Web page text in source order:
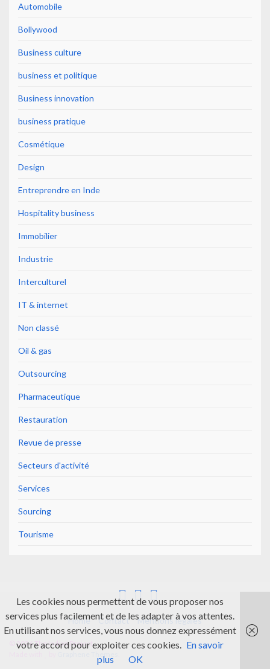
Automobile
Bollywood
Business culture
business et politique
Business innovation
business pratique
Cosmétique
Design
Entreprendre en Inde
Hospitality business
Immobilier
Industrie
Interculturel
IT & internet
Non classé
Oil & gas
Outsourcing
Pharmaceutique
Restauration
Revue de presse
Secteurs d'activité
Services
Sourcing
Tourisme
Home Contact Mentions légales
© 2026 The Indian Project.
Les cookies nous permettent de vous proposer nos
services plus facilement et de les adapter à vos attentes.
En utilisant nos services, vous nous donnez expressément
votre accord pour exploiter ces cookies. En savoir
plus
OK